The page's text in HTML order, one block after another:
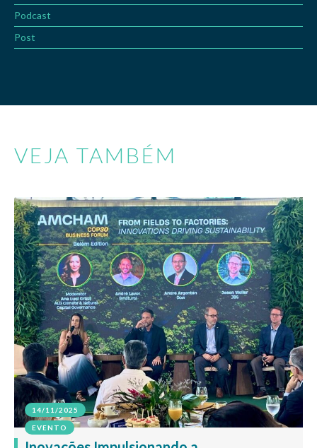
Podcast
Post
VEJA TAMBÉM
14/11/2025
EVENTO